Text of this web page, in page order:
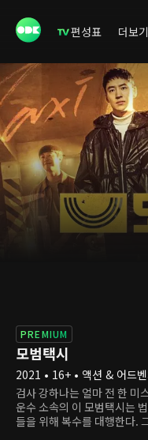
편성표 더보기
PREMIUM
모범택시
2021 • 16+ • 액션 & 어드
검사 강하나는 얼마 전 한 미
운수 소속의 이 모범택시는
들을 위해 복수를 대행한다.